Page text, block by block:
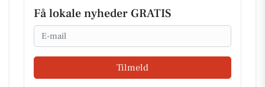
Få lokale nyheder GRATIS
Email
Tilmeld